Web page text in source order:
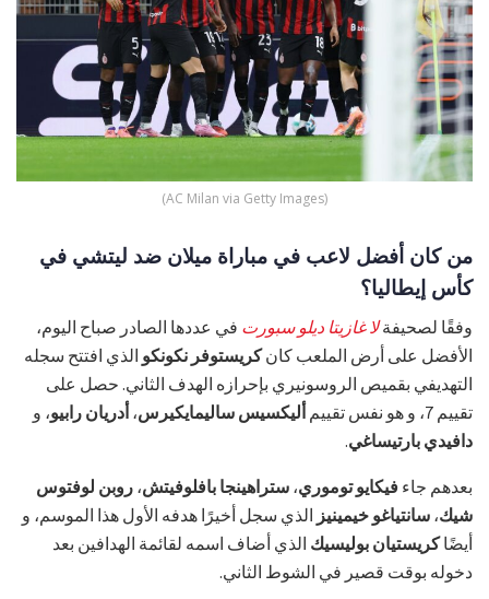
(AC Milan via Getty Images)
من كان أفضل لاعب في مباراة ميلان ضد ليتشي في
كأس إيطاليا؟
وفقًا لصحيفةلا غازيتا ديلو سبورت في عددها الصادر صباح اليوم،
الأفضل على أرض الملعب كانكريستوفر نكونكو الذي افتتح سجله
التهديفي بقميص الروسونيري بإحرازه الهدف الثاني. حصل على
تقييم 7، و هو نفس تقييم
أليكسيس ساليمايكيرس،أدريان رابيو، و
دافيدي بارتيساغي.
بعدهم جاء فيكايو توموري، ستراهينجا بافلوفيتش، روبن لوفتوس
شيك، سانتياغو خيمينيز الذي سجل أخيرًا هدفه الأول هذا الموسم، و
أيضًاكريستيان بوليسيك الذي أضاف اسمه لقائمة الهدافين بعد
دخوله بوقت قصير في الشوط الثاني.